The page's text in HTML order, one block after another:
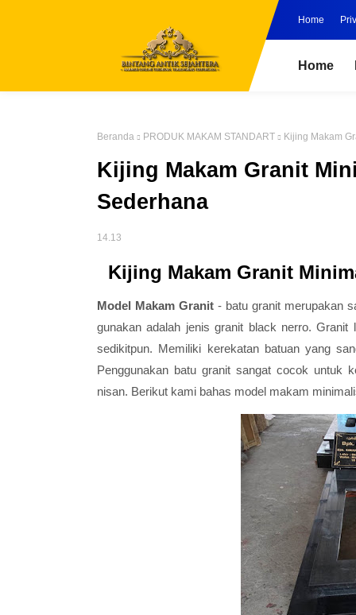
Home
Home
Beranda PRODUK MAKAM STANDART Kijing Makam
Kijing Makam Granit
Sederhana
14.13
Kijing Makam Granit
Model Makam Granit- batu granit merupakan
gunakan adalah jenis granit black nerro.
sedikitpun. Memiliki kerekatan batuan yang
Penggunakan batu granit sangat cocok untuk
nisan. Berikut kami bahas model makam